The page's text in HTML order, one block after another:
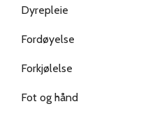
Dyrepleie
Fordøyelse
Forkjølelse
Fot og hånd